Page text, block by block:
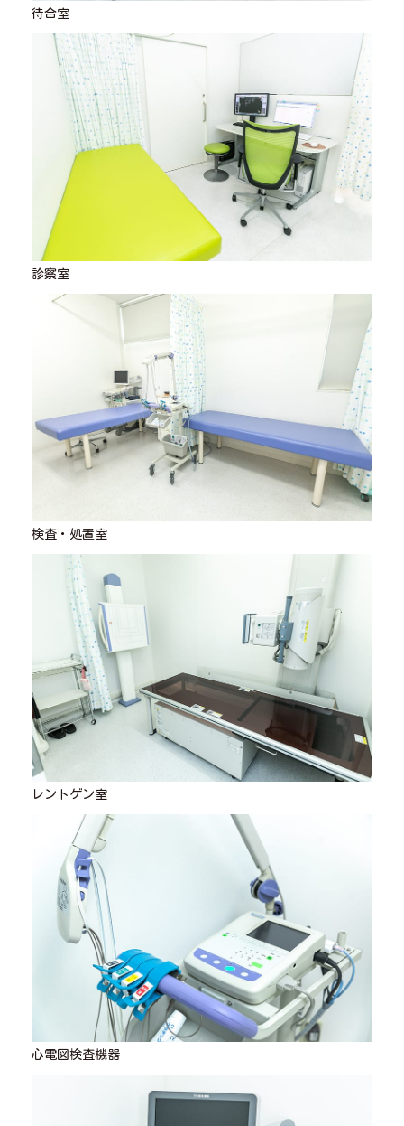
待合室
診察室
検査・処置室
レントゲン室
心電図検査機器